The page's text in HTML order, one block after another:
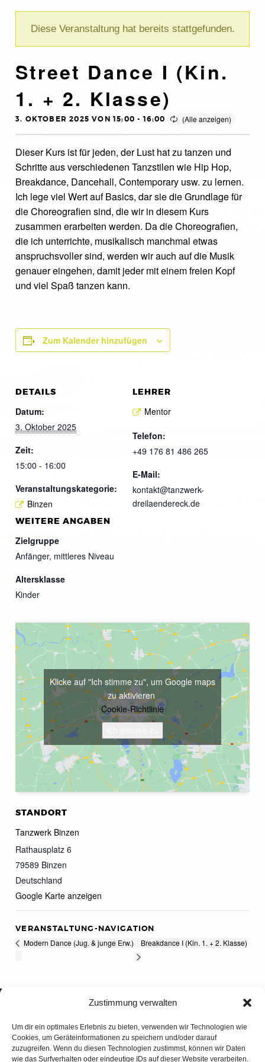
Zustimmung verwalten
Um dir ein optimales Erlebnis zu bieten, verwenden wir Technologien wie
Cookies, um Geräteinformationen zu speichern und/oder darauf
zuzugreifen. Wenn du diesen Technologien zustimmst, können wir Daten
wie das Surfverhalten oder eindeutige IDs auf dieser Website verarbeiten.
Diese Veranstaltung hat bereits stattgefunden.
Street Dance I (Kin.
1. + 2. Klasse)
3. OKTOBER 2025 VON 15:00 - 16:00
Dieser Kurs ist für jeden, der Lust hat zu tanzen und
Schritte aus verschiedenen Tanzstilen wie Hip Hop,
Breakdance, Dancehall, Contemporary usw. zu lernen.
Ich lege viel Wert auf Basics, dar sie die Grundlage für
die Choreografien sind, die wir in diesem Kurs
zusammen erarbeiten werden. Da die Choreografien,
die ich unterrichte, musikalisch manchmal etwas
anspruchsvoller sind, werden wir auch auf die Musik
genauer eingehen, damit jeder mit einem freien Kopf
und viel Spaß tanzen kann.
Zum Kalender hinzufügen
DETAILS
Datum:
3. Oktober 2025
Zeit:
15:00 - 16:00
Veranstaltungskategorie:
Binzen
LEHRER
Mentor
Telefon:
+49 176 81 486 265
E-Mail:
kontakt@tanzwerk-
dreilaendereck.de
WEITERE ANGABEN
Zielgruppe
Anfänger, mittleres Niveau
Altersklasse
Kinder
STANDORT
Tanzwerk Binzen
Rathausplatz 6
79589 Binzen
Deutschland
Google Karte anzeigen
Klicke auf "Ich stimme zu", um Google maps
zu aktivieren
Cookie-Richtlinie
VERANSTALTUNG-NAVIGATION
Modern Dance (Jug. & junge Erw.) Breakdance I (Kin. 1. + 2. Klasse)